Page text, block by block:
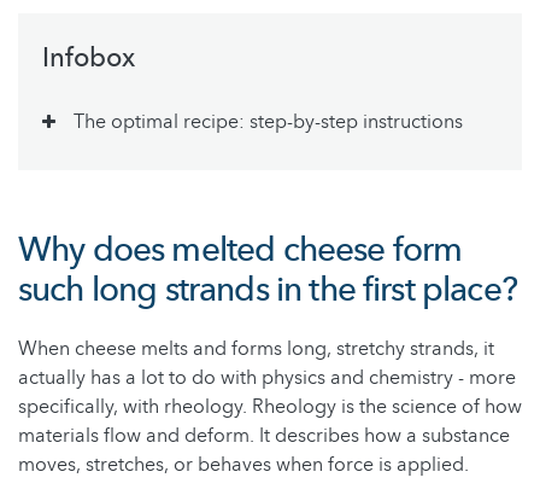
Infobox
The optimal recipe: step-by-step instructions
Why does melted cheese form
such long strands in the first place?
When cheese melts and forms long, stretchy strands, it
actually has a lot to do with physics and chemistry - more
specifically, with rheology. Rheology is the science of how
materials flow and deform. It describes how a substance
moves, stretches, or behaves when force is applied.